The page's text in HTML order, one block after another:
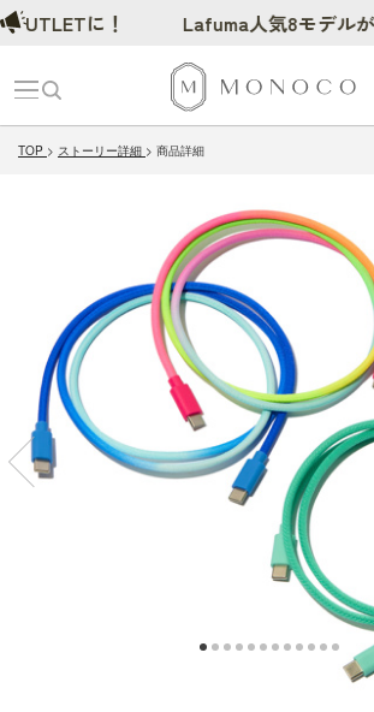
TOP ストーリー詳細 商品詳細
に！ Lafuma人気8モデルが、